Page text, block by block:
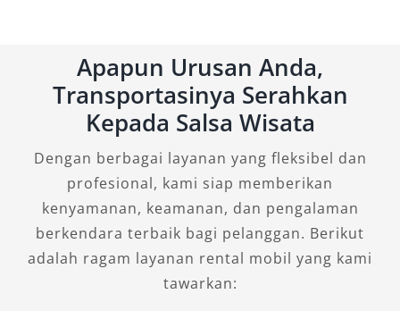
Untuk Anda yang menginginkan kemewahan
ekstra dalam perjalanan, HiAce Premio Luxury
adalah pilihan terbaik. Tipe ini dirancang
khusus dengan fitur interior eksklusif seperti
captain seat, meja lipat, ambient lighting, dan
material jok premium. Unit ini sangat ideal
digunakan untuk perjalanan VIP, tamu
istimewa perusahaan, atau kebutuhan keluarga
besar yang ingin kenyamanan optimal.
Apapun Urusan Anda,
Transportasinya Serahkan
Kepada Salsa Wisata
Dengan berbagai layanan yang fleksibel dan
profesional, kami siap memberikan
kenyamanan, keamanan, dan pengalaman
berkendara terbaik bagi pelanggan. Berikut
adalah ragam layanan rental mobil yang kami
tawarkan: